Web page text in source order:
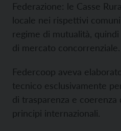
Federazione: le Casse
locale nei rispettivi
regime di mutualità,
di mercato concorrenziale.
Federcoop aveva
tecnico esclusivamente
di trasparenza e coerenza
principi internazionali.